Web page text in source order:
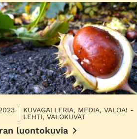
KUVAGALLERIA, MEDIA, VALOA! -
LEHTI, VALOKUVAT
luontokuvia